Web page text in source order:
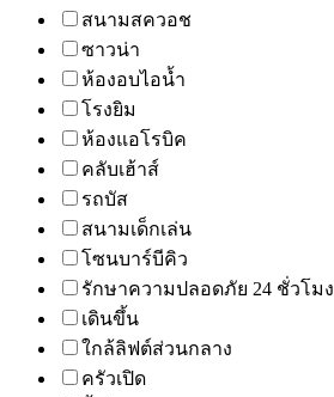
สนามสควอช
ซาวน่า
ห้องอบไอน้ำ
โรงยิม
ห้องแอโรบิค
คลับเฮ้าส์
รถบัส
สนามเด็กเล่น
โซนบาร์บีคิว
รักษาความปลอดภัย 24 ชั่วโมง
เดินขึ้น
ใกล้ลิฟต์ส่วนกลาง
ครัวเปิด